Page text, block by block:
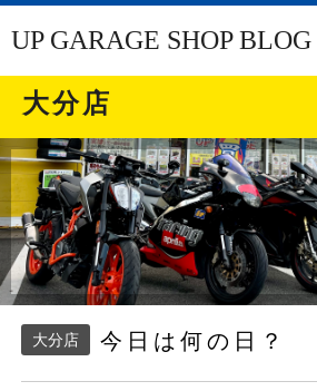
UP GARAGE SHOP BLOG
大分店
大分店 今日は何の日？